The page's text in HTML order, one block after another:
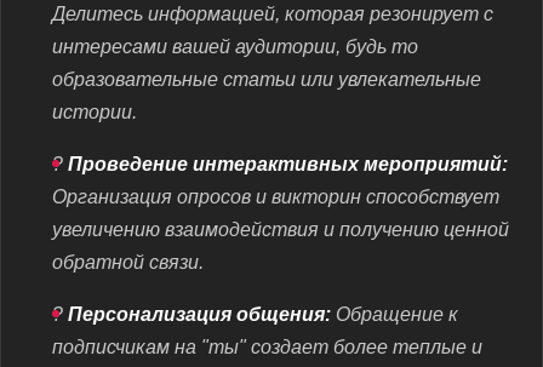
Делитесь информацией, которая резонирует с
интересами вашей аудитории, будь то
образовательные статьи или увлекательные
истории.
? Проведение интерактивных мероприятий:
Организация опросов и викторин способствует
увеличению взаимодействия и получению ценной
обратной связи.
? Персонализация общения: Обращение к
подписчикам на "ты" создает более теплые и